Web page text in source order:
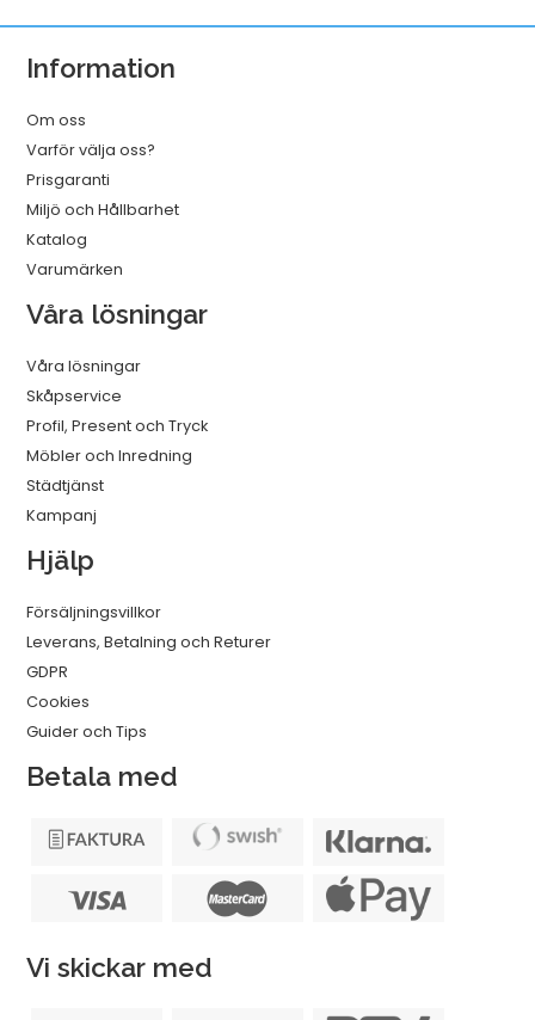
mm
mängd
Information
Om oss
Varför välja oss?
Prisgaranti
Miljö och Hållbarhet
Katalog
Varumärken
Våra lösningar
Våra lösningar
Skåpservice
Profil, Present och Tryck
Möbler och Inredning
Städtjänst
Kampanj
Hjälp
Försäljningsvillkor
Leverans, Betalning och Returer
GDPR
Cookies
Guider och Tips
Betala med
Vi skickar med